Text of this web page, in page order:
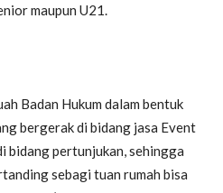
maupun U21.
Badan Hukum dalam bentuk
bergerak di bidang jasa Event
bidang pertunjukan, sehingga
sebagi tuan rumah bisa